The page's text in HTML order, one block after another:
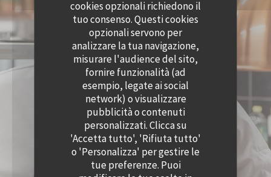
cookies opzionali richiedono il
tuo consenso. Questi cookies
opzionali servono per
analizzare la tua navigazione,
misurare l'audience del sito,
fornire funzionalità (ad
esempio, legate ai social
network) o visualizzare
pubblicità o contenuti
personalizzati. Clicca su
'Accetta tutto', 'Rifiuta tutto'
o 'Personalizza' per gestire le
tue preferenze. Puoi
© 2026 QUAI OUEST — CREAZIONE DEL SITO INTERNET RISTORANTE CON
ZENCHEF((APRE UNA NUOVA FINESTRA))
NOTE LEGALI
((APRE UNA NUOVA FINESTRA))
TERMINI DI UTILIZZO
((APRE UNA NUOVA FINESTRA))
POLITICA DI PROTEZIONE DEI DATI PERSONALI
((APRE UNA NUOVA FINESTRA))
INFORMATIVA SUI COOKIE
ACCESSIBILITA
((APRE UNA NUOVA FINESTRA))